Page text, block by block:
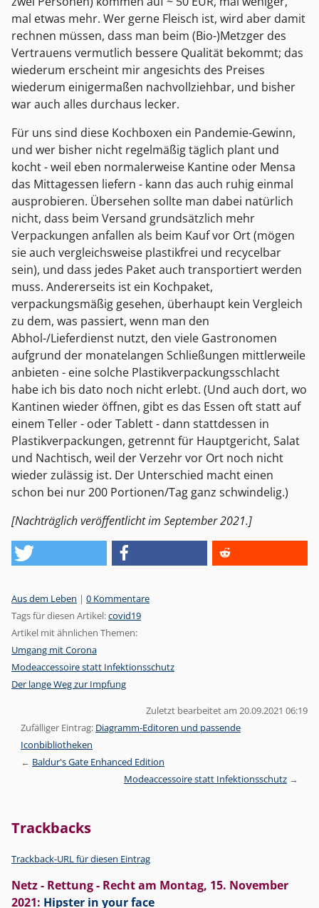
mal etwas mehr. Wer gerne Fleisch ist, wird aber damit
rechnen müssen, dass man beim (Bio-)Metzger des
Vertrauens vermutlich bessere Qualität bekommt; das
wiederum erscheint mir angesichts des Preises
wiederum einigermaßen nachvollziehbar, und bisher
war auch alles durchaus lecker.
Für uns sind diese Kochboxen ein Pandemie-Gewinn,
und wer bisher nicht regelmäßig täglich plant und
kocht - weil eben normalerweise Kantine oder Mensa
das Mittagessen liefern - kann das auch ruhig einmal
ausprobieren. Übersehen sollte man dabei natürlich
nicht, dass beim Versand grundsätzlich mehr
Verpackungen anfallen als beim Kauf vor Ort (mögen
sie auch vergleichsweise plastikfrei und recycelbar
sein), und dass jedes Paket auch transportiert werden
muss. Andererseits ist ein Kochpaket,
verpackungsmäßig gesehen, überhaupt kein Vergleich
zu dem, was passiert, wenn man den
Abhol-/Lieferdienst nutzt, den viele Gastronomen
aufgrund der monatelangen Schließungen mittlerweile
anbieten - eine solche Plastikverpackungsschlacht
habe ich bis dato noch nicht erlebt. (Und auch dort, wo
Kantinen wieder öffnen, gibt es das Essen oft statt auf
einem Teller - oder Tablett - dann stattdessen in
Plastikverpackungen, getrennt für Hauptgericht, Salat
und Nachtisch, weil der Verzehr vor Ort noch nicht
wieder zulässig ist. Der Unterschied macht einen
schon bei nur 200 Portionen/Tag ganz schwindelig.)
[Nachträglich veröffentlicht im September 2021.]
Kategorien:
Aus dem Leben | 0 Kommentare
Tags für diesen Artikel:covid19
Artikel mit ähnlichen Themen:
Umgang mit Corona
Modeaccessoire statt Infektionsschutz
Der lange Weg zur Impfung
Zuletzt bearbeitet am 20.09.2021 06:19
Zufälliger Eintrag: Diagramm-Editoren und passende
Iconbibliotheken
Baldur's Gate Enhanced Edition
Modeaccessoire statt Infektionsschutz
Trackbacks
Trackback-URL für diesen Eintrag
Netz - Rettung - Rechtam Montag, 15. November
2021: Hipster in your face